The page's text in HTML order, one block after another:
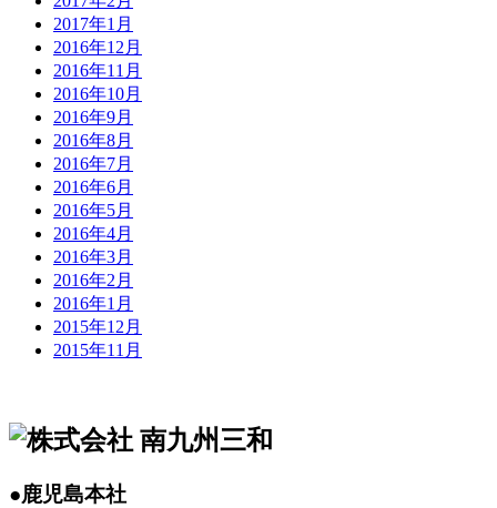
2017年1月
2016年12月
2016年11月
2016年10月
2016年9月
2016年8月
2016年7月
2016年6月
2016年5月
2016年4月
2016年3月
2016年2月
2016年1月
2015年12月
2015年11月
●鹿児島本社